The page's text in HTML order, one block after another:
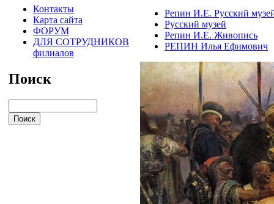
Контакты
Карта сайта
ФОРУМ
ДЛЯ СОТРУДНИКОВ
филиалов
Поиск
Репин И.Е. Русский
Русский музей
Репин И.Е. Живопись
РЕПИН Илья Ефимович